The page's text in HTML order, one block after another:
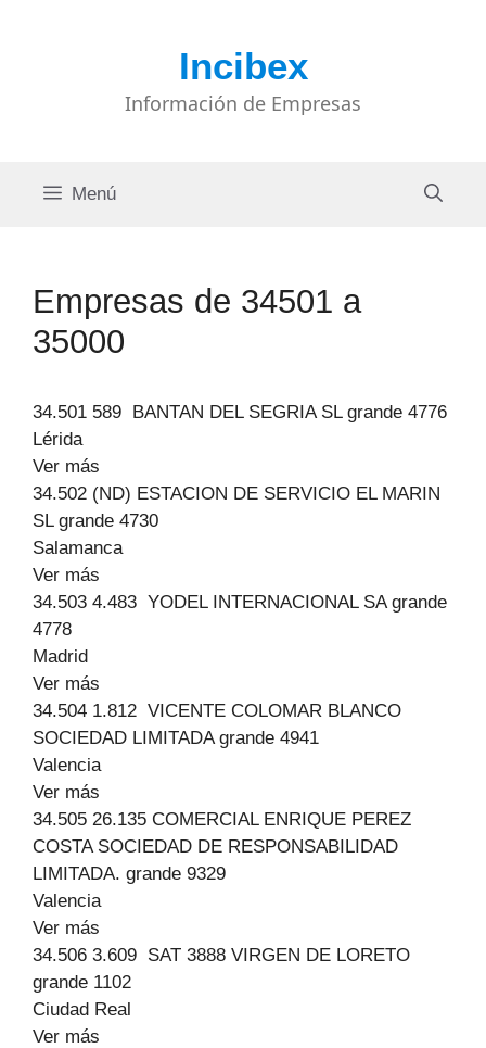
Incibex
Información de Empresas
Menú
Empresas de 34501 a
35000
34.501 589 BANTAN DEL SEGRIA SL grande 4776
Lérida
Ver más
34.502 (ND) ESTACION DE SERVICIO EL MARIN
SL grande 4730
Salamanca
Ver más
34.503 4.483 YODEL INTERNACIONAL SA grande
4778
Madrid
Ver más
34.504 1.812 VICENTE COLOMAR BLANCO
SOCIEDAD LIMITADA grande 4941
Valencia
Ver más
34.505 26.135 COMERCIAL ENRIQUE PEREZ
COSTA SOCIEDAD DE RESPONSABILIDAD
LIMITADA. grande 9329
Valencia
Ver más
34.506 3.609 SAT 3888 VIRGEN DE LORETO
grande 1102
Ciudad Real
Ver más